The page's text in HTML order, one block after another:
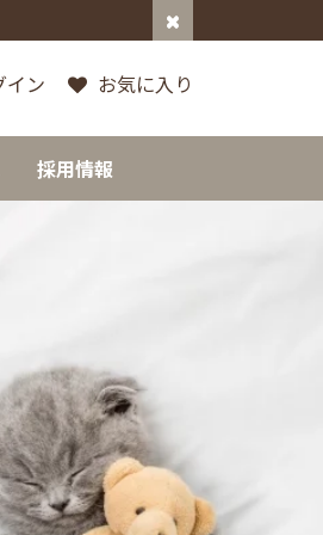
イン お気に入り
採用情報